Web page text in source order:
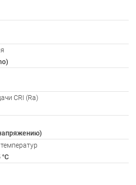
CRI (Ra)